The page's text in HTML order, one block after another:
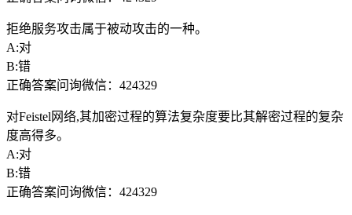
拒绝服务攻击属于被动攻击的一种。
A:对
B:错
正确答案问询微信：424329
对Feistel网络,其加密过程的算法复杂度要比其解密过程的复杂
度高得多。
A:对
B:错
正确答案问询微信：424329